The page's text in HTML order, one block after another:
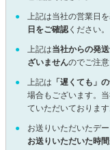
上記は当社の営業日
日をご確認ください。
上記は当社からの発
ざいませんのでご注意
上記は 「遅くても」
場合もございます。
ていただいております
お送りいただいたデ
お送りいただいた時間